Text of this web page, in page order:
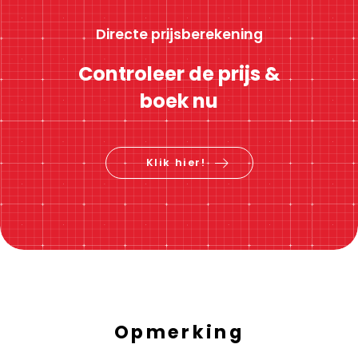
Directe prijsberekening
Controleer de prijs &
boek nu
Klik hier!
Opmerking